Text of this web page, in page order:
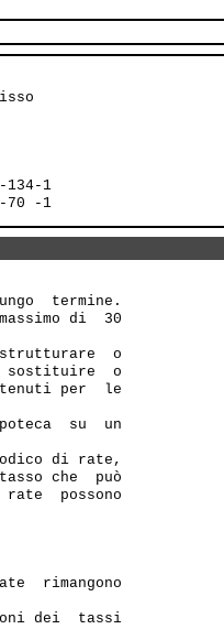
134-1
termine.
di  30
o
sostituire  o
per  le
su  un
di rate,
che  può
possono
rimangono
dei  tassi